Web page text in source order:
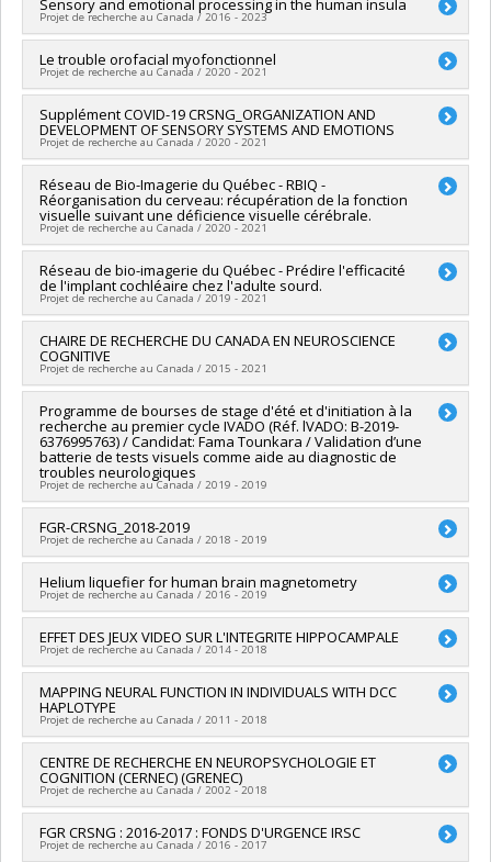
Grant programs:PVXXXXXX-Réseaux thématiques de
recherche
Lead researcher :Franco Lepore
Funding sources: IRSC/Instituts de recherche en santé du
Canada
Grant programs:PVXXXXXX-(PJT) Subvention Projet
Sensory and emotional processing in the human insula
Projet de recherche au Canada / 2016 - 2023
Lead researcher : Dang Khoa Nguyen
Co-researchers : Franco Lepore,Olivier Boucher
Funding sources:IRSC/Instituts de recherche en santé du
Canada
Grant programs:PVXXXXXX-(PJT) Subvention Projet
Le trouble orofacial myofonctionnel
Projet de recherche au Canada / 2020 - 2021
Lead researcher :Franco Lepore
Funding sources:MITACS Inc.
Grant programs:
Supplément COVID-19 CRSNG_ORGANIZATION AND
DEVELOPMENT OF SENSORY SYSTEMS AND EMOTIONS
Projet de recherche au Canada / 2020 - 2021
Lead researcher : Franco Lepore
Funding sources:CRSNG/Conseil de recherches en sciences
naturelles et génie du Canada (CRSNG)
Grant programs:PVXXXXXX-Supplément à l’appui des
étudiants, des stagiaires postdoctoraux et du personnel de
soutien à la recherche COVID-19
Réseau de Bio-Imagerie du Québec - RBIQ -
Réorganisation du cerveau: récupération de la fonction
visuelle suivant une déficience visuelle cérébrale.
Projet de recherche au Canada / 2020 - 2021
Co-researchers :Franco Lepore
Funding sources:FRQS/Fonds de recherche du Québec -
Santé (FRSQ)
recherche
Réseau de bio-imagerie du Québec - Prédire l'efficacité
de l'implant cochléaire chez l'adulte sourd.
Projet de recherche au Canada / 2019 - 2021
Funding sources:FRQS/Fonds de recherche du Québec -
Santé (FRSQ)
Grant programs:
CHAIRE DE RECHERCHE DU CANADA EN NEUROSCIENCE
COGNITIVE
Projet de recherche au Canada / 2015 - 2021
Lead researcher :Franco Lepore
Funding sources:SPIIE/Secrétariat des programmes
interorganismes à l’intention des établissements
Grant programs:PVX50399-Chaires de recherche du Canada
Programme de bourses de stage d'été et d'initiation à la
recherche au premier cycle IVADO (Réf. lVADO: B-2019-
6376995763) / Candidat: Fama Tounkara / Validation d’une
batterie de tests visuels comme aide au diagnostic de
troubles neurologiques
Projet de recherche au Canada / 2019 - 2019
Lead researcher :Franco Lepore
Funding sources: SPIIE/Secrétariat des programmes
interorganismes à l’intention des établissements
Grant programs:PVXXXXXX-Fonds d'excellence en recherche
Apogée Canada/Bourse
FGR-CRSNG_2018-2019
Projet de recherche au Canada / 2018 - 2019
Lead researcher :Franco Lepore
Funding sources: CRSNG/Conseil de recherches en sciences
naturelles et génie du Canada (CRSNG)
Grant programs:PVXXXXXX-FGR - Subvention de recherche
institutionnelle
Helium liquefier for human brain magnetometry
Projet de recherche au Canada / 2016 - 2019
Lead researcher :Pierre Jolicoeur
Co-researchers : Franco Lepore,Julie Carrier
Funding sources:CRSNG/Conseil de recherches en sciences
naturelles et génie du Canada (CRSNG)
Grant programs:PVXXXXXX-(OIR) Outils et d'instruments de
recherche (de 7 001 $ à 150 000 $)
EFFET DES JEUX VIDEO SUR L'INTEGRITE HIPPOCAMPALE
Projet de recherche au Canada / 2014 - 2018
Lead researcher :Gregory West
Co-researchers :
Franco Lepore,Richard Hoge
Bohbot
Nature et technologies (FQRNT)
Grant programs:PV113724-(PR) Projets de recherche en
équipe (et possibilité d'équipement la première année)
MAPPING NEURAL FUNCTION IN INDIVIDUALS WITH DCC
HAPLOTYPE
Projet de recherche au Canada / 2011 - 2018
Lead researcher : Marco Leyton,Chawki Benkelfat
Dagher,Ridha Joober,Cecilia Flores
Co-researchers :
Funding sources:IRSC/Instituts de recherche en santé du
CENTRE DE RECHERCHE EN NEUROPSYCHOLOGIE ET
COGNITION (CERNEC) (GRENEC)
Projet de recherche au Canada / 2002 - 2018
Lead researcher :Franco Lepore
Co-researchers : Maryse Lassonde
FGR CRSNG : 2016-2017 : FONDS D'URGENCE IRSC
Projet de recherche au Canada / 2016 - 2017